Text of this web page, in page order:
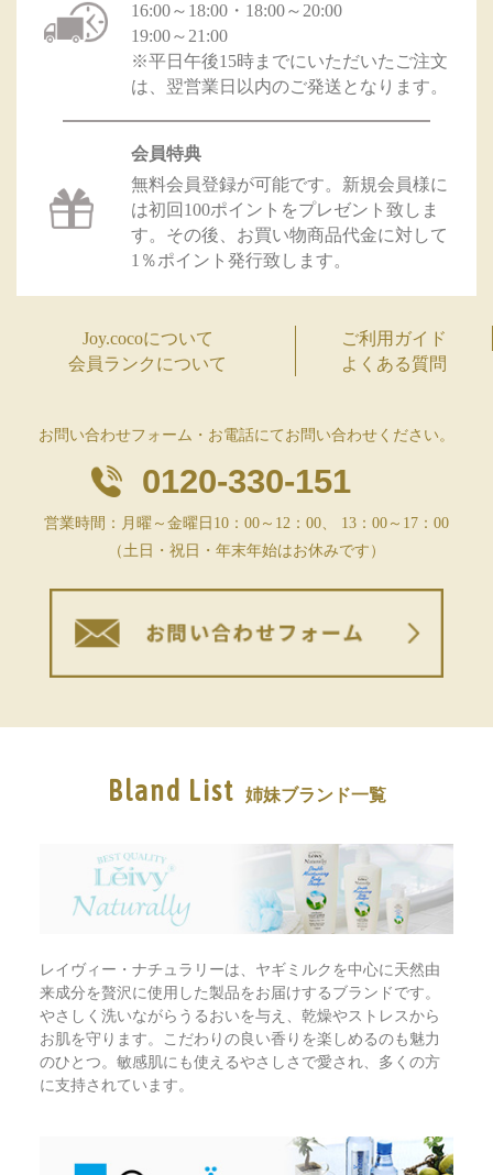
16:00～18:00・18:00～20:00
19:00～21:00
※平日午後15時までにいただいたご注文
は、翌営業日以内のご発送となります。
会員特典
無料会員登録が可能です。新規会員様に
は初回100ポイントをプレゼント致しま
す。その後、お買い物商品代金に対して
1％ポイント発行致します。
Joy.cocoについて
ご利用ガイド
会員ランクについて
よくある質問
お問い合わせフォーム・お電話にてお問い合わせください。
0120-330-151
営業時間：月曜～金曜日10：00～12：00、 13：00～17：00
（土日・祝日・年末年始はお休みです）
Bland List 姉妹ブランド一覧
レイヴィー・ナチュラリーは、ヤギミルクを中心に天然由
来成分を贅沢に使用した製品をお届けするブランドです。
やさしく洗いながらうるおいを与え、乾燥やストレスから
お肌を守ります。こだわりの良い香りを楽しめるのも魅力
のひとつ。敏感肌にも使えるやさしさで愛され、多くの方
に支持されています。